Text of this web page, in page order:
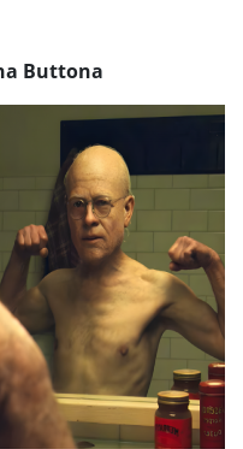
Buttona